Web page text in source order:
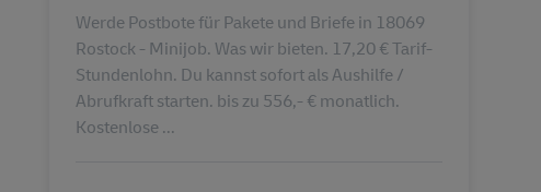
Werde Postbote für Pakete und Briefe in 18069
Rostock - Minijob. Was wir bieten. 17,20 € Tarif-
Stundenlohn. Du kannst sofort als Aushilfe /
Abrufkraft starten. bis zu 556,- € monatlich.
Kostenlose ...